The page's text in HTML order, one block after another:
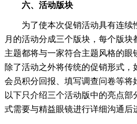
六、活动版块
为了使本次促销活动具有连续
月的活动分成三个版块，每个版块
主题都将与一家符合主题风格的眼
除了活动之外将传统的促销形式，
会员积分回报、填写调查问卷等将
以下只介绍三个活动版中的亮点部
式需要与精益眼镜进行详细沟通后